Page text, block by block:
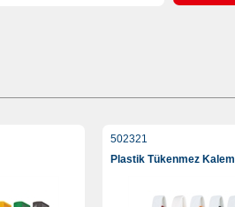
502321
Plastik Tükenmez Kalem